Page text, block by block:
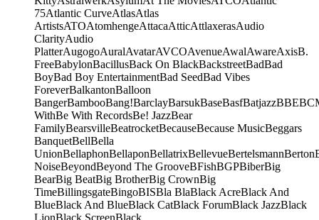
75Atlantic CurveAtlasAtlas
ArtistsATOAtomhengeAttacaAtticAttlaxerasAudio
ClarityAudio
PlatterAugogoAuralAvatarAVCOAvenueAwalAwareAxisB.
FreeBabylonBacillusBack On BlackBackstreetBadBad
BoyBad Boy EntertainmentBad SeedBad Vibes
ForeverBalkantonBalloon
BangerBambooBang!BarclayBarsukBaseBasfBatjazzBBE
WithBe With RecordsBe! JazzBear
FamilyBearsvilleBeatrocketBecauseBecause MusicBeggars
BanquetBellBella
UnionBellaphonBellaponBellatrixBellevueBertelsmannBerton
NoiseBeyondBeyond The GrooveBFishBGPBiberBig
BearBig BeatBig BrotherBig CrownBig
TimeBillingsgateBingoBISBla BlaBlack AcreBlack And
BlueBlack And BlueBlack CatBlack ForumBlack JazzBlack